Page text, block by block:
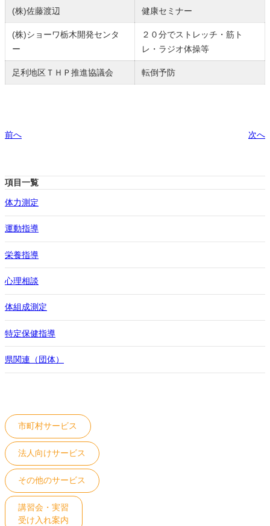
(株)佐藤渡辺 健康セミナー
(株)ショーワ栃木開発センタ
ー
２０分でストレッチ・筋ト
レ・ラジオ体操等
足利地区ＴＨＰ推進協議会 転倒予防
前へ 次へ
項目一覧
体力測定
運動指導
栄養指導
心理相談
体組成測定
特定保健指導
県関連（団体）
市町村サービス
法人向けサービス
その他のサービス
講習会・実習
受け入れ案内